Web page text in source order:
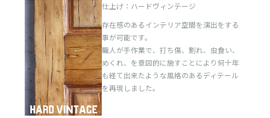
仕上げ：ハードヴィンテージ
存在感のあるインテリア空間を演出をする
事が可能です。
職人が手作業で、打ち傷、割れ、虫食い、
めくれ、を意図的に施すことにより何十年
も経て出来たような風格のあるディテール
を再現しました。